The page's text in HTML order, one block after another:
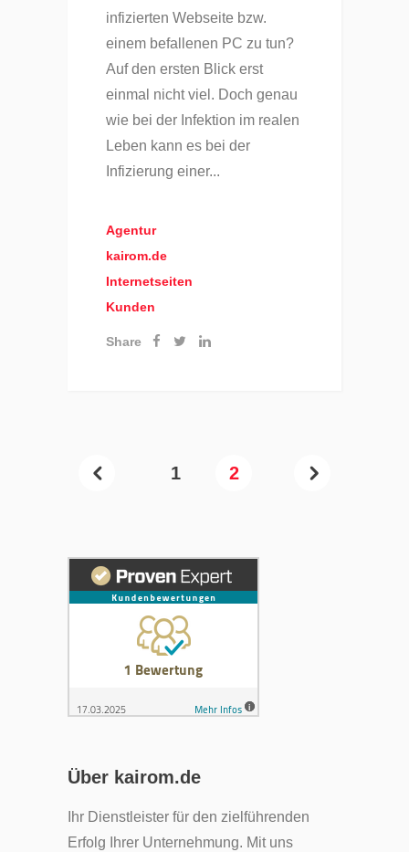
infizierten Webseite bzw.
einem befallenen PC zu tun?
Auf den ersten Blick erst
einmal nicht viel. Doch genau
wie bei der Infektion im realen
Leben kann es bei der
Infizierung einer...
Agentur
kairom.de
Internetseiten
Kunden
Share
1 2
Über kairom.de
Ihr Dienstleister für den zielführenden
Erfolg Ihrer Unternehmung. Mit uns